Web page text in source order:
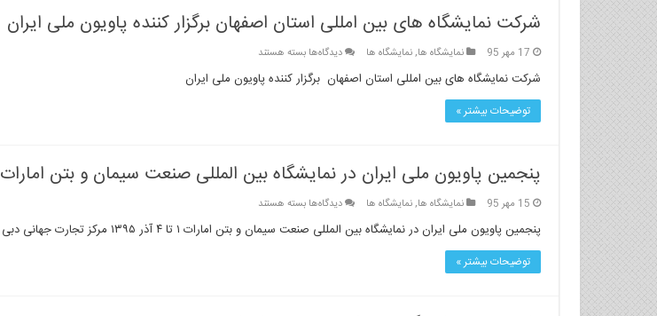
شرکت نمایشگاه های بین امللی استان اصفهان برگزار کننده پاویون ملی ایران
17 مهر 95 نمایشگاه ها,نمایشگاه ها دیدگاه‌ها برای
نمایشگاه
اصفهان
کننده
ملی
بسته هستند
شرکت نمایشگاه های بین امللی استان اصفهان برگزار کننده پاویون ملی ایران
توضیحات بیشتر »
پنجمین پاویون ملی ایران در نمایشگاه بین المللی صنعت سیمان و بتن امارات
15 مهر 95 نمایشگاه ها,نمایشگاه ها دیدگاه‌ها برای
پاویون
بسته هستند
پنجمین پاویون ملی ایران در نمایشگاه بین المللی صنعت سیمان و بتن امارات ۱ تا ۴ آذر ۱۳۹۵ مرکز تجارت جهانی دبی
توضیحات بیشتر »